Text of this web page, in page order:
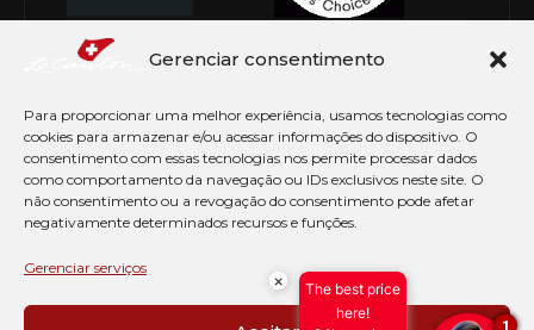
Gerenciar consentimento
Para proporcionar uma melhor experiência, usamos tecnologias como
cookies para armazenar e/ou acessar informações do dispositivo. O
consentimento com essas tecnologias nos permite processar dados
como comportamento da navegação ou IDs exclusivos neste site. O
não consentimento ou a revogação do consentimento pode afetar
negativamente determinados recursos e funções.
Gerenciar serviços
© Copyright 2026 Le Canton. Todos os direitos
PRÉ CHECK-IN
×
The best price
here!
1